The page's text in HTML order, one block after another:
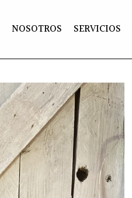
NOSOTROS SERVICIOS